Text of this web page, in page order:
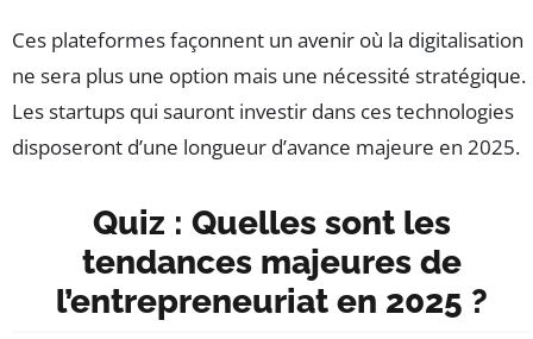
Ces plateformes façonnent un avenir où la digitalisation
ne sera plus une option mais une nécessité stratégique.
Les startups qui sauront investir dans ces technologies
disposeront d’une longueur d’avance majeure en 2025.
Quiz : Quelles sont les
tendances majeures de
l’entrepreneuriat en 2025 ?